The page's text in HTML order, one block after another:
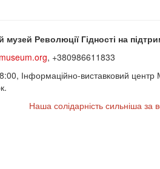
музей Революції Гідності на
, +380986611833
Інформаційно-виставковий
Наша солідарність сильніша за